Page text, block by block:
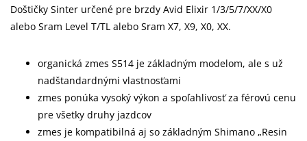
Doštičky Sinter určené pre brzdy Avid Elixir 1/3/5/7/XX/X0
alebo Sram Level T/TL alebo Sram X7, X9, X0, XX.
organická zmes S514 je základným modelom, ale s už
nadštandardnými vlastnosťami
zmes ponúka vysoký výkon a spoľahlivosť za férovú cenu
pre všetky druhy jazdcov
zmes je kompatibilná aj so základným Shimano „Resin